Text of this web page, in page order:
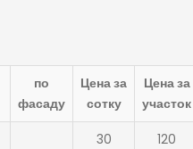
по
фасаду
Цена за
сотку
Цена за
участок
30
120